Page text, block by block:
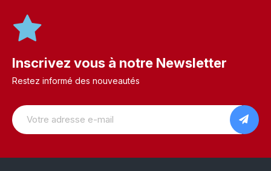
Inscrivez vous à notre Newsletter
Restez informé des nouveautés